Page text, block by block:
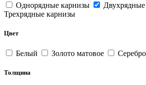
Однорядные карнизы
Трехрядные карнизы
Цвет
Белый Золото матовое
Толщина